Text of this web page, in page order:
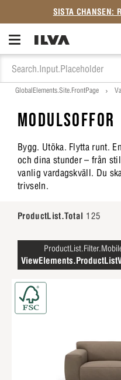
4,5★ påTrustpilot
GlobalElements.Site.FrontPage
MODULSOFFOR
Bygg. Utöka. Flytta runt.
och dina stunder – från
vanlig vardagskväll. Du
trivseln.
ProductList.Total 125